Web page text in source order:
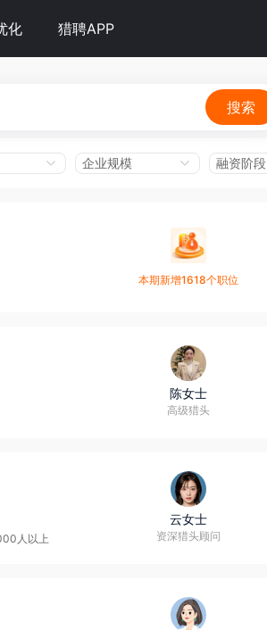
化 猎聘APP
搜索
企业规模 融资阶段
本期新增1618个职位
陈女士
高级猎头
人以上
云女士
资深猎头顾问